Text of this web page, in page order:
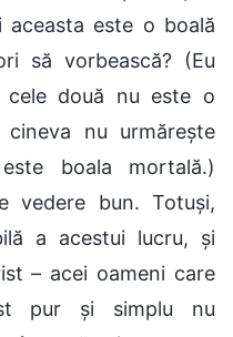
este o boală
să vorbească? (Eu
două nu este o
nu urmărește
boala mortală.)
vedere bun. Totuși,
a acestui lucru, și
– acei oameni care
pur și simplu nu